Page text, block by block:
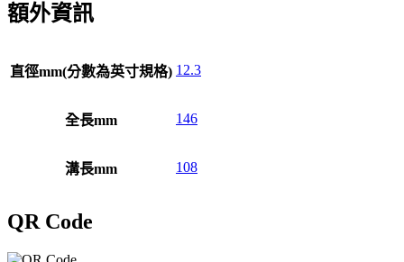
額外資訊
直徑mm(分數為英寸規格) 12.3
全長mm 146
溝長mm 108
QR Code